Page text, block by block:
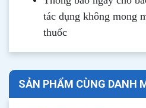
tác dụng không mong
thuốc
SẢN PHẨM CÙNG DANH